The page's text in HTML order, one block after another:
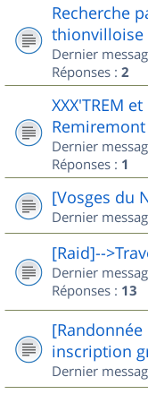
Recherche
thionvilloise
Dernier
Réponses : 2
XXX'TREM
Dernier
Réponses : 1
[Vosges du
Dernier
[Raid]--
Dernier
Réponses : 13
inscription
Dernier